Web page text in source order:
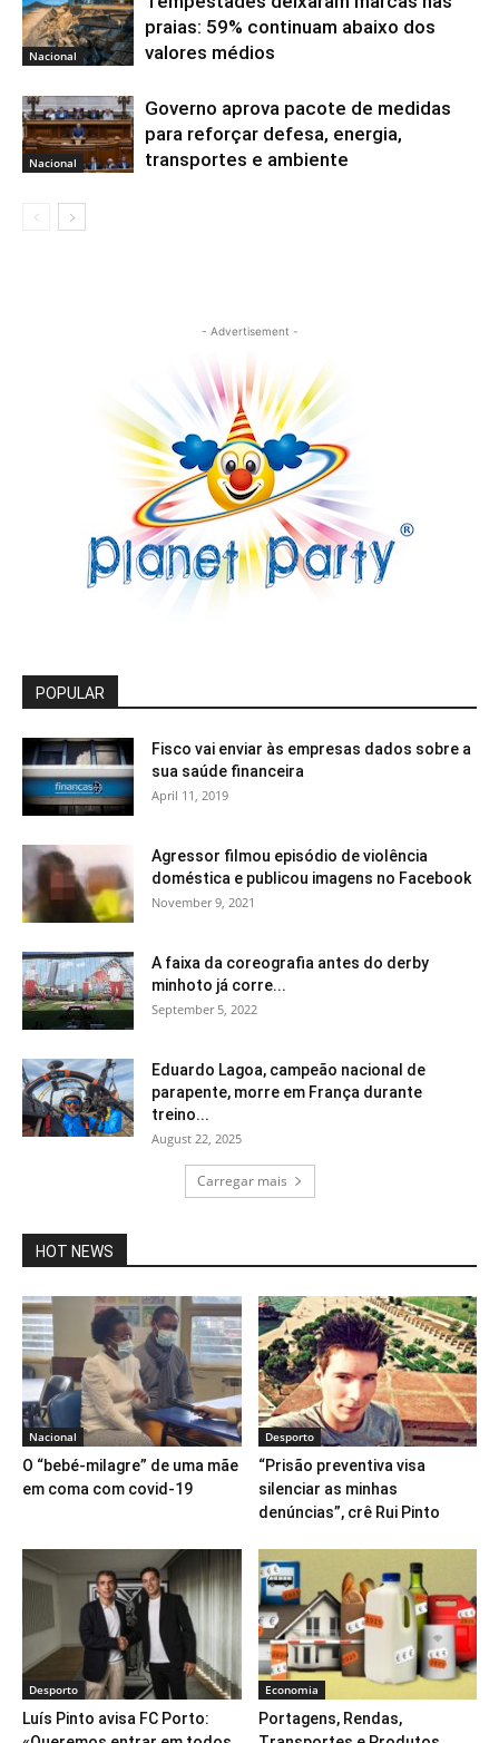
Nacional
praias: 59% continuam abaixo dos
valores médios
Nacional
Governo aprova pacote de medidas
para reforçar defesa, energia,
transportes e ambiente
- Advertisement -
POPULAR
Fisco vai enviar às empresas dados sobre a
sua saúde financeira
April 11, 2019
Agressor filmou episódio de violência
doméstica e publicou imagens no Facebook
November 9, 2021
A faixa da coreografia antes do derby
minhoto já corre...
September 5, 2022
Eduardo Lagoa, campeão nacional de
parapente, morre em França durante
treino...
August 22, 2025
Carregar mais
HOT NEWS
Nacional
O “bebé-milagre” de uma mãe
em coma com covid-19
Desporto
“Prisão preventiva visa
silenciar as minhas
denúncias”, crê Rui Pinto
Desporto
Luís Pinto avisa FC Porto:
Economia
Portagens, Rendas,